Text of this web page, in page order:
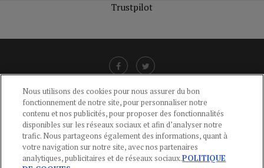
Trustpilot
LIENS UTILES
CGU-POLITIQUE DE CONFIDENTIALITÉ -POLITIQUE DES COOKIES
MENTIONS LÉGALES -AIDE
CONTACT
Nous utilisons des cookies pour nous assurer du bon
fonctionnement de notre site, pour personnaliser notre
contenu et nos publicités, pour proposer des fonctionnalités
disponibles sur les réseaux sociaux et afin d’analyser notre
trafic. Nous partageons également des informations, quant à
votre navigation sur notre site, avec nos partenaires
analytiques, publicitaires et de réseaux sociaux.POLITIQUE